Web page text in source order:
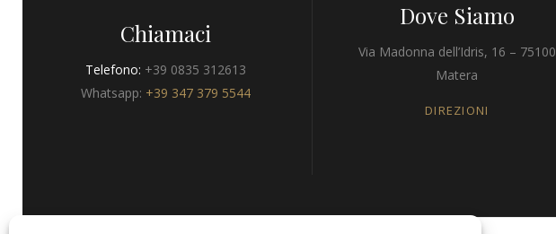
Chiamaci
Telefono: +39 0835 312613
Whatsapp: +39 347 379 5544
Dove Siamo
Via Madonna dell’Idris, 16 – 75100
Matera
DIREZIONI